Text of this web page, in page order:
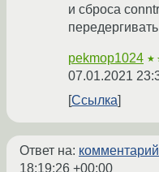
и сброса
pekmop1024
07.01.2021
Ссылка
Ответ на: комментарий
18:19:26 +00:00